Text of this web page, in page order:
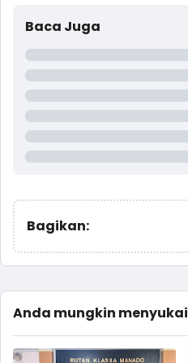
Baca Juga
Bagikan:
Anda mungkin menyukai
postingan ini